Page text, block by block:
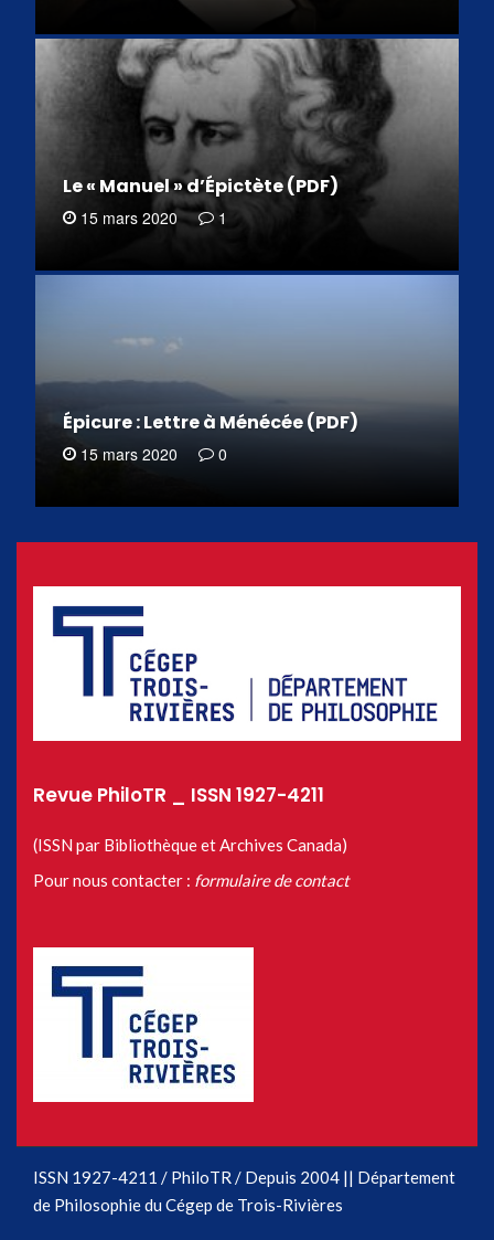
Le « Manuel » d’Épictète (PDF)
15 mars 2020 1
Épicure : Lettre à Ménécée (PDF)
15 mars 2020 0
Revue PhiloTR _ ISSN 1927-4211
(ISSN par Bibliothèque et Archives Canada)
Pour nous contacter : formulaire de contact
ISSN 1927-4211 / PhiloTR / Depuis 2004 || Département
de Philosophie du Cégep de Trois-Rivières